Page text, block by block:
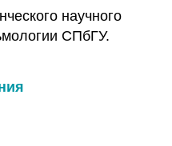
научного
СПбГУ.